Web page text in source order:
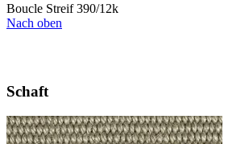
Boucle Streif 390/12k
Nach oben
Schaft